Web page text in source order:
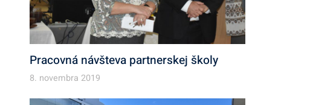
Pracovná návšteva partnerskej školy
8. novembra 2019